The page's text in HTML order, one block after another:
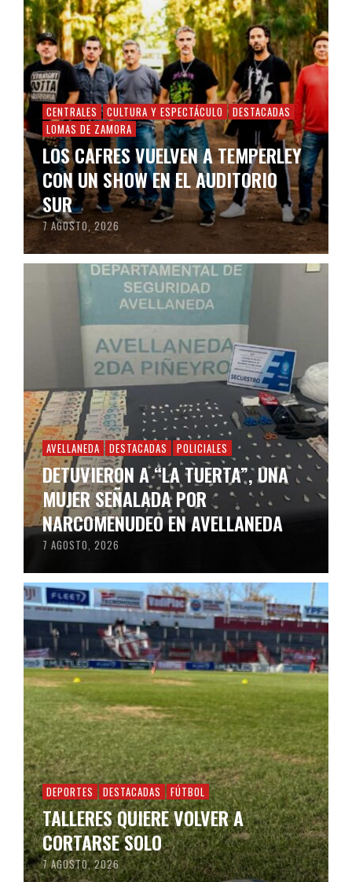
CENTRALES CULTURA Y ESPECTÁCULO
DESTACADAS
LOMAS DE ZAMORA
LOS CAFRES VUELVEN A TEMPERLEY
CON UN SHOW EN EL AUDITORIO
SUR
7 AGOSTO, 2026
AVELLANEDA DESTACADAS POLICIALES
DETUVIERON A “LA TUERTA”, UNA
MUJER SEÑALADA POR
NARCOMENUDEO EN AVELLANEDA
7 AGOSTO, 2026
DEPORTES DESTACADAS FÚTBOL
TALLERES QUIERE VOLVER A
CORTARSE SOLO
7 AGOSTO, 2026